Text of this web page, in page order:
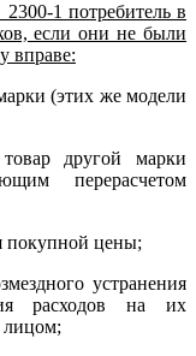
1 потребитель в
если они не были
вправе:
(этих же модели
другой марки
перерасчетом
покупной цены;
устранения
расходов на их
лицом;